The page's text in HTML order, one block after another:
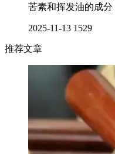
苦素和挥发油的成
2025-11-13 1529
推荐文章